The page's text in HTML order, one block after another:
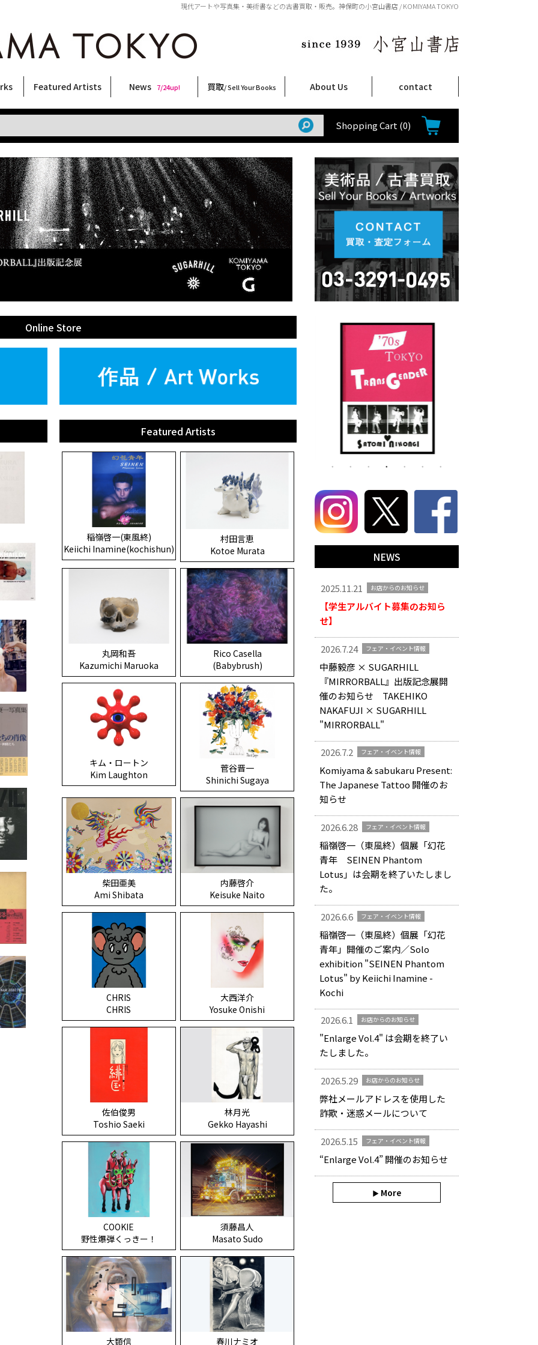
現代アートや写真集・美術書などの古書買取・販売。神保町の小宮山書店 / KOMIYAMA TOKYO
ー
ト
Featured Artists
稲嶺啓一(東風終)
村田言恵
丸岡和吾
Rico Casella
キム・ロートン
菅谷晋一
柴田亜美
内藤啓介
CHRIS
春川ナミオ
林月光
森山大道
横尾忠則
天野タケル
内藤ルネ
二本木里美
COOKIE
大類信
大西洋介
三島剛
三島由紀夫
須藤昌人
佐伯俊男
北島敬三
秋赤音
News 7/24up!
新着・おすすめ商品 9/7up!
フェア・イベント情報 7/24up!
お店からのお知らせ 6/1up!
買取/ Sell Your Books
買取ブログ
買取専用フォーム
古書 / 古本の買取
美術品の買取
出張買取について
宅配買取について
店頭買取について
よくある質問
About Us
店舗案内
Shop Infomation
ご注文について
How to Order
特定商取引法に関する表示
プライバシーポリシー
contact
Shopping Cart (0)
Online Store
Featured Artists
稲嶺啓一(東風終)
Keiichi Inamine(kochishun)
村田言恵
Kotoe Murata
丸岡和吾
Kazumichi Maruoka
Rico Casella
(Babybrush)
キム・ロートン
Kim Laughton
菅谷晋一
Shinichi Sugaya
柴田亜美
Ami Shibata
内藤啓介
Keisuke Naito
CHRIS
CHRIS
大西洋介
Yosuke Onishi
佐伯俊男
Toshio Saeki
林月光
Gekko Hayashi
COOKIE
野性爆弾くっきー！
須藤昌人
Masato Sudo
大類信 春川ナミオ
NEWS
2025.11.21 お店からのお知らせ
【学生アルバイト募集のお知ら
せ】
2026.7.24 フェア・イベント情報
中藤毅彦 × SUGARHILL
『MIRRORBALL』出版記念展開
催のお知らせ TAKEHIKO
NAKAFUJI × SUGARHILL
"MIRRORBALL"
2026.7.2 フェア・イベント情報
Komiyama & sabukaru Present:
The Japanese Tattoo 開催のお
知らせ
2026.6.28 フェア・イベント情報
稲嶺啓一（東風終）個展「幻花
青年 SEINEN Phantom
Lotus」は会期を終了いたしまし
た。
2026.6.6 フェア・イベント情報
稲嶺啓一（東風終）個展「幻花
青年」開催のご案内／Solo
exhibition "SEINEN Phantom
Lotus" by Keiichi Inamine -
Kochi
2026.6.1 お店からのお知らせ
"Enlarge Vol.4" は会期を終了い
たしました。
2026.5.29 お店からのお知らせ
弊社メールアドレスを使用した
詐欺・迷惑メールについて
2026.5.15 フェア・イベント情報
“Enlarge Vol.4” 開催のお知らせ
More